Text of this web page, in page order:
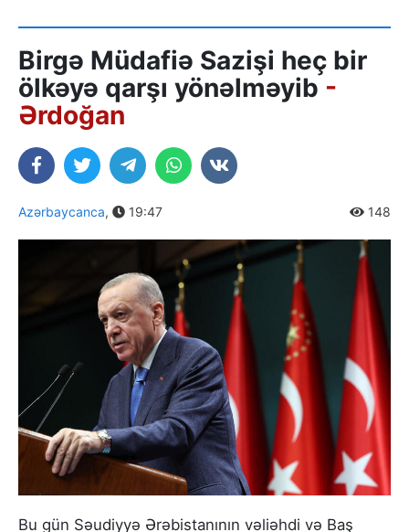
Birgə Müdafiə Sazişi heç bir
ölkəyə qarşı yönəlməyib -
Ərdoğan
Azərbaycanca, 19:47 148
Bu gün Səudiyyə Ərəbistanının vəliəhdi və Baş